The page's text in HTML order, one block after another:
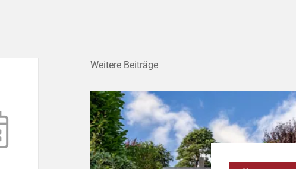
Weitere Beiträge